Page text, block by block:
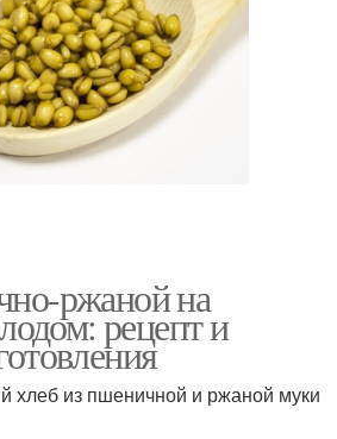
ржаной на
рецепт и
хлеб из пшеничной и ржаной муки